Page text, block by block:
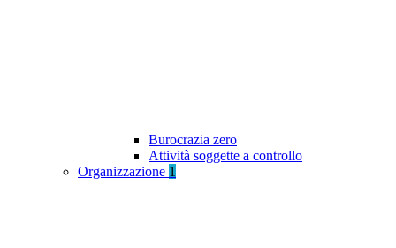
Burocrazia zero
Attività soggette a controllo
Organizzazione 1